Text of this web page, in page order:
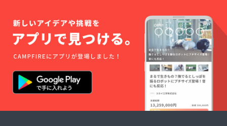
（テイ
クアウ
ト用）
１つ 本
体サイ
ズ 横x
縦： 約
300×36
0mm（
持ち手
530mm
ます。5
品から9
品 ※賞
味期
限：発
送日か
ら1週間
[常温] ※
生鮮物
ですの
は目安